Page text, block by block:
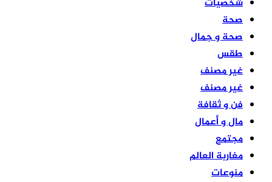
شخصيات
صحة
صحة و جمال
طقس
غير مصنف
غير مصنف
فن و ثقافة
مال و أعمال
مجتمع
مغاربة العالم
منوعات